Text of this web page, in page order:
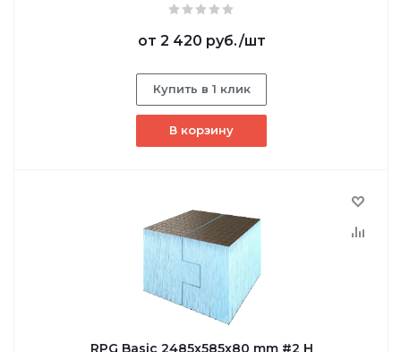
от 2 420 руб./шт
Купить в 1 клик
В корзину
RPG Basic 2485х585х80 mm #2 H